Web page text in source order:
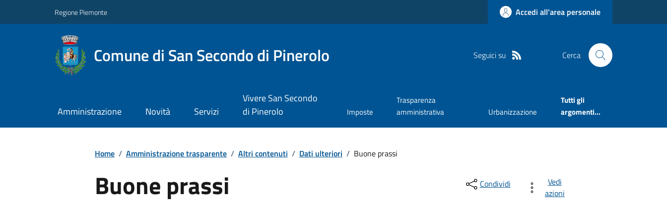
Regione Piemonte Accedi all'area personale
Comune di San Secondo di Pinerolo Seguici su Cerca
Amministrazione Novità Servizi
Vivere San Secondo
di Pinerolo
Imposte
Trasparenza
amministrativa
Urbanizzazione
Tutti gli
argomenti...
Home / Amministrazione trasparente / Altri contenuti / Dati ulteriori / Buone prassi
Buone prassi Condividi
Vedi
azioni